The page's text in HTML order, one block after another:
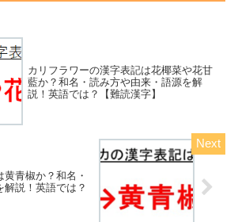
カリフラワーの漢字表記は花椰菜や花甘
藍か？和名・読み方や由来・語源を解
説！英語では？【難読漢字】
青椒か？和名・
説！英語では？